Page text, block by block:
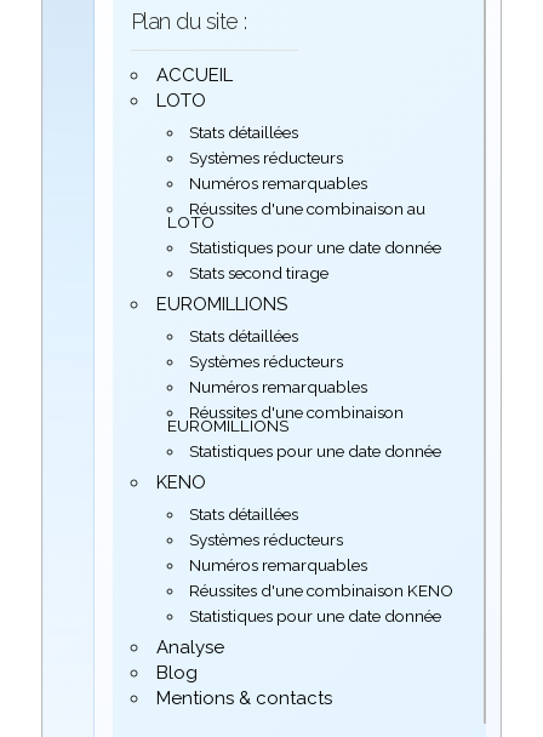
Plan du site :
ACCUEIL
LOTO
Stats détaillées
Systèmes réducteurs
Numéros remarquables
Réussites d'une combinaison au
LOTO
Statistiques pour une date donnée
Stats second tirage
EUROMILLIONS
Stats détaillées
Systèmes réducteurs
Numéros remarquables
Réussites d'une combinaison
EUROMILLIONS
Statistiques pour une date donnée
KENO
Stats détaillées
Systèmes réducteurs
Numéros remarquables
Réussites d'une combinaison KENO
Statistiques pour une date donnée
Analyse
Blog
Mentions & contacts